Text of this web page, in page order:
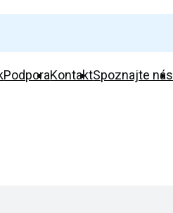
PodporaKontaktSpoznajte nás